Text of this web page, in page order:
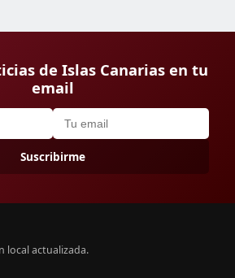
de Islas Canarias en tu
email
Suscribirme
local actualizada.